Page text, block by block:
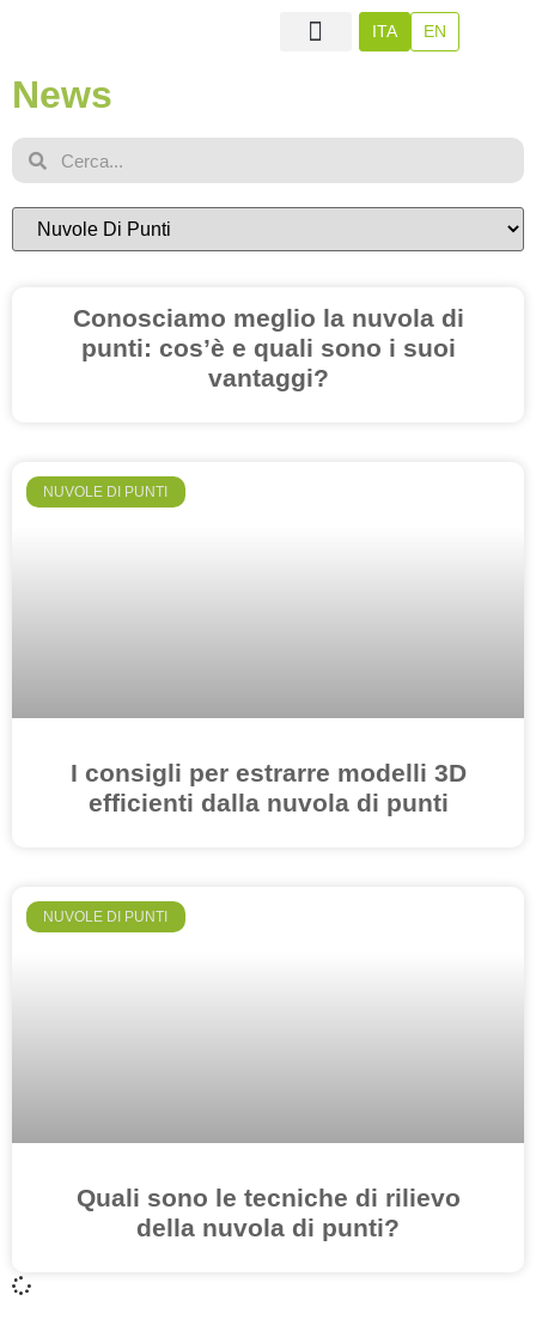
ITA EN
News
Categorie
Conosciamo meglio la nuvola di
punti: cos’è e quali sono i suoi
vantaggi?
NUVOLE DI PUNTI
I consigli per estrarre modelli 3D
efficienti dalla nuvola di punti
NUVOLE DI PUNTI
Quali sono le tecniche di rilievo
della nuvola di punti?